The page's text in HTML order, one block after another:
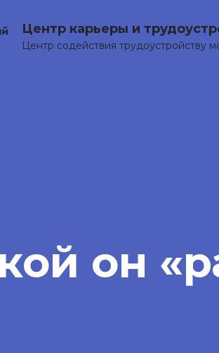
Центр карьеры и
Центр содействия трудоустройству
он